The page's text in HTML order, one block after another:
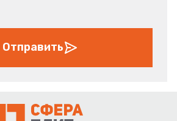
Отправить